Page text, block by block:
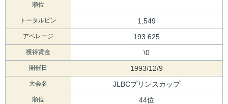
順位
トータルピン 1,549
アベレージ 193.625
獲得賞金 \0
開催日 1993/12/9
大会名 JLBCプリンスカップ
順位 44位